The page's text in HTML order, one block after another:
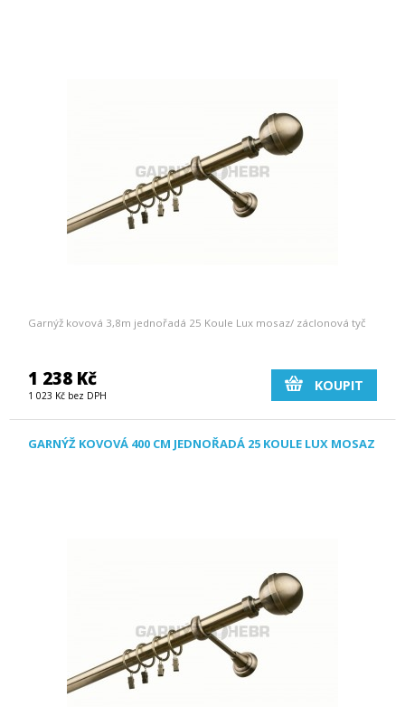
Garnýž kovová 3,8m jednořadá 25 Koule Lux mosaz/ záclonová tyč
1 238 Kč
1 023 Kč bez DPH
KOUPIT
GARNÝŽ KOVOVÁ 400 CM JEDNOŘADÁ 25 KOULE LUX MOSAZ